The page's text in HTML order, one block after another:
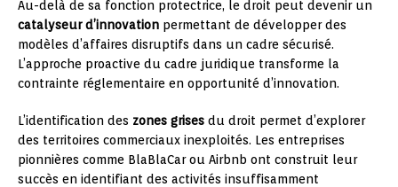
Au-delà de sa fonction protectrice, le droit peut devenir un
catalyseur d’innovation permettant de développer des
modèles d’affaires disruptifs dans un cadre sécurisé.
L’approche proactive du cadre juridique transforme la
contrainte réglementaire en opportunité d’innovation.
L’identification des zones grises du droit permet d’explorer
des territoires commerciaux inexploités. Les entreprises
pionnières comme BlaBlaCar ou Airbnb ont construit leur
succès en identifiant des activités insuffisamment